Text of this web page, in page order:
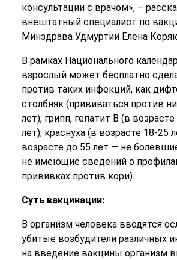
консультации с врачом», –
внештатный специалист по
Минздрава Удмуртии Елена
В рамках Национального
взрослый может бесплатно
против таких инфекций, как
столбняк (прививаться против
лет), грипп, гепатит В (в
лет), краснуха (в возрасте 18-25
возрасте до 55 лет — не
не имеющие сведений о
прививках против кори).
Суть вакцинации:
В организм человека вводятся
убитые возбудители различных
на введение вакцины организм